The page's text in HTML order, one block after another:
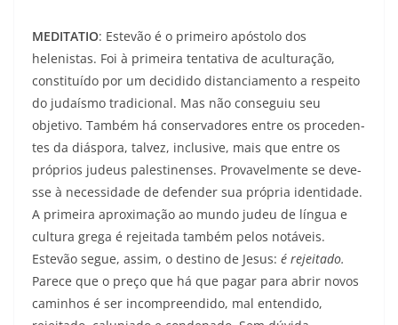
MEDITATIO: Estevão é o primeiro apóstolo dos
helenistas. Foi à primeira tentativa de aculturação,
constituído por um decidido distanciamento a respeito
do judaísmo tradicional. Mas não conseguiu seu
objetivo. Também há conservadores entre os proceden­
tes da diáspora, talvez, inclusive, mais que entre os
próprios judeus palestinenses. Provavelmente se deve­
sse à necessidade de defender sua própria identidade.
A primeira aproximação ao mundo judeu de língua e
cultura grega é rejeitada também pelos notáveis.
Estevão segue, assim, o destino de Jesus: é rejeitado.
Parece que o preço que há que pagar para abrir novos
caminhos é ser incompreendido, mal entendido,